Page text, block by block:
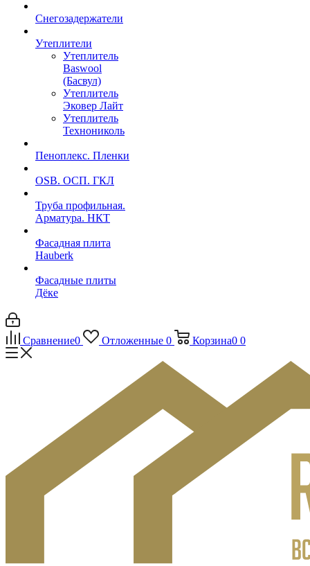
Снегозадержатели
Утеплители
Утеплитель
Baswool
(Басвул)
Утеплитель
Эковер Лайт
Утеплитель
Технониколь
Пеноплекс. Пленки
OSB. ОСП. ГКЛ
Труба профильная.
Арматура. НКТ
Фасадная плита
Hauberk
Фасадные плиты
Дёке
Сравнение0 Отложенные 0 Корзина0 0